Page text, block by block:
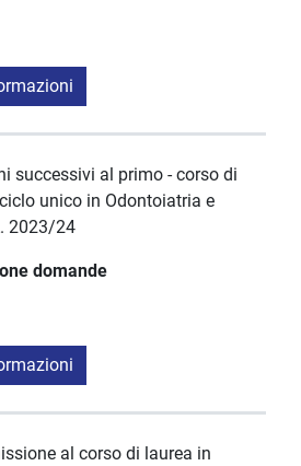
successivi al primo - corso di
unico in Odontoiatria e
2023/24
domande
al corso di laurea in